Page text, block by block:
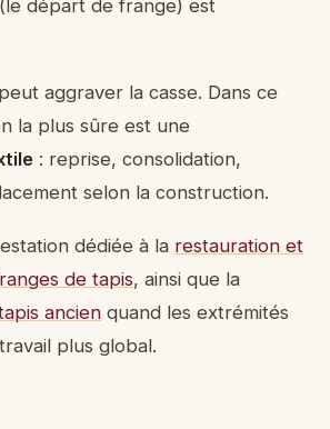
départ de frange) est
aggraver la casse. Dans ce
la plus sûre est une
: reprise, consolidation,
selon la construction.
dédiée à la restauration et
de tapis, ainsi que la
ancien quand les extrémités
plus global.